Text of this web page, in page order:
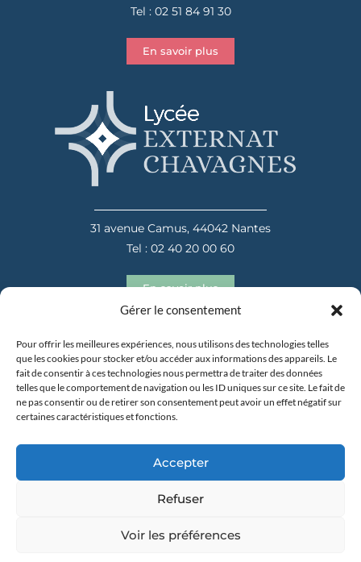
Gérer le consentement
Pour offrir les meilleures expériences, nous utilisons des technologies telles
que les cookies pour stocker et/ou accéder aux informations des appareils. Le
fait de consentir à ces technologies nous permettra de traiter des données
telles que le comportement de navigation ou les ID uniques sur ce site. Le fait de
ne pas consentir ou de retirer son consentement peut avoir un effet négatif sur
certaines caractéristiques et fonctions.
Accepter
Refuser
Voir les préférences
Tel : 02 51 84 91 30
En savoir plus
31 avenue Camus, 44042 Nantes
Tel : 02 40 20 00 60
En savoir plus
Tel : 02 40 20 00 60
En savoir plus